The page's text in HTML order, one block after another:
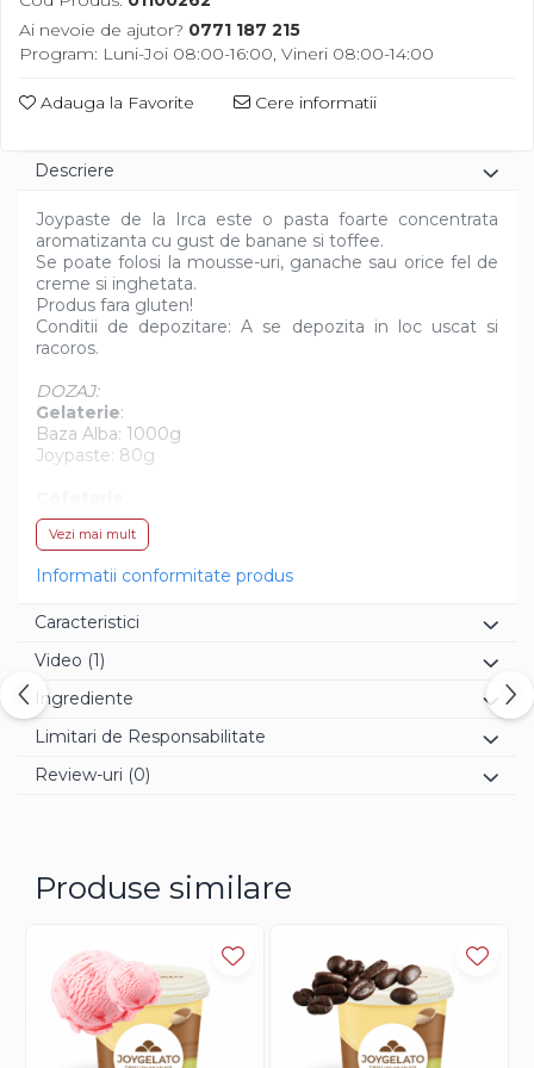
Diverse
Ai nevoie de ajutor? 0771 187 215
Program: Luni-Joi 08:00-16:00, Vineri 08:00-14:00
Adauga la Favorite Cere informatii
Descriere
Joypaste de la Irca este o pasta foarte concentrata
aromatizanta cu gust de banane si toffee.
Se poate folosi la mousse-uri, ganache sau orice fel de
creme si inghetata.
Produs fara gluten!
Conditii de depozitare: A se depozita in loc uscat si
racoros.
DOZAJ:
Gelaterie:
Baza Alba: 1000g
Joypaste: 80g
Preparate de baza: 1000g
Joypaste: 80g
Vezi mai mult
Informatii conformitate produs
Caracteristici
Video (1)
Ingrediente
Limitari de Responsabilitate
Review-uri (0)
Produse similare